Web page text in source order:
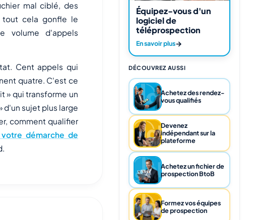
mal ciblé, des
tout cela gonfle le
volume d'appels
Cent appels qui
quatre. C'est ce
» qui transforme un
sujet plus large
comment qualifier
démarche de
Équipez-vous d'un
logiciel de
téléprospection
En savoir plus→
DÉCOUVREZ AUSSI
Achetez des rendez-
vous qualifiés
Devenez
indépendant sur la
plateforme
Achetez un fichier de
prospection BtoB
Formez vos équipes
de prospection